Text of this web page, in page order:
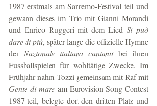
1987 erstmals am Sanremo-Festival teil und
gewann dieses im Trio mit Gianni Morandi
und Enrico Ruggeri mit dem Lied Si può
dare di più, später lange die offizielle Hymne
der Nazionale italiana cantanti bei ihren
Fussballspielen für wohltätige Zwecke. Im
Gente di mare am Eurovision Song Contest
1987 teil, belegte dort den dritten Platz und